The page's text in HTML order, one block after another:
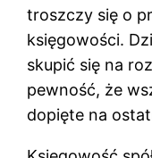
troszczy się o
księgowości.
skupić się na
pewność, że
dopięte na